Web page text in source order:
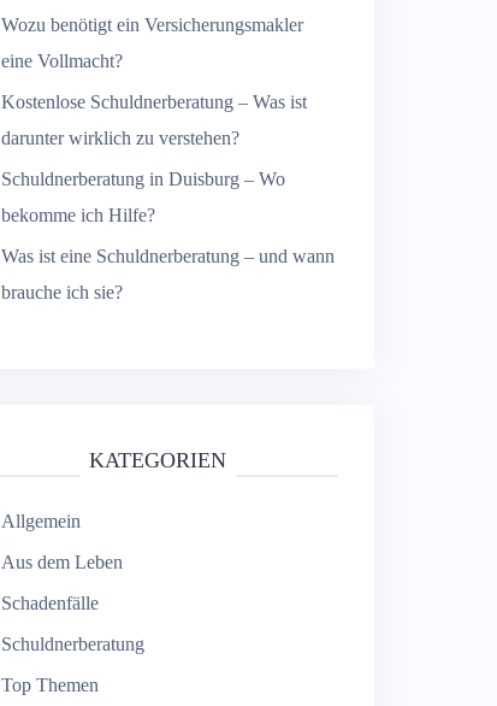
Wozu benötigt ein Versicherungsmakler
eine Vollmacht?
Kostenlose Schuldnerberatung – Was ist
darunter wirklich zu verstehen?
Schuldnerberatung in Duisburg – Wo
bekomme ich Hilfe?
Was ist eine Schuldnerberatung – und wann
brauche ich sie?
KATEGORIEN
Allgemein
Aus dem Leben
Schadenfälle
Schuldnerberatung
Top Themen